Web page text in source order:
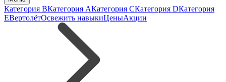
Категория BКатегория AКатегория CКатегория DКатегория
EВертолётОсвежить навыкиЦеныАкции